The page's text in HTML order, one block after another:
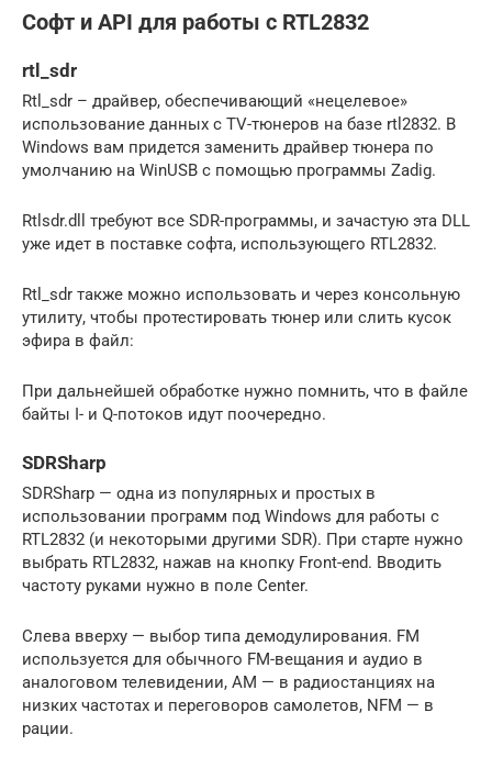
Софт и API для работы с RTL2832
rtl_sdr
Rtl_sdr – драйвер, обеспечивающий «нецелевое»
использование данных с TV-тюнеров на базе rtl2832. В
Windows вам придется заменить драйвер тюнера по
умолчанию на WinUSB с помощью программы Zadig.
Rtlsdr.dll требуют все SDR-программы, и зачастую эта DLL
уже идет в поставке софта, использующего RTL2832.
Rtl_sdr также можно использовать и через консольную
утилиту, чтобы протестировать тюнер или слить кусок
эфира в файл:
При дальнейшей обработке нужно помнить, что в файле
байты I- и Q-потоков идут поочередно.
SDRSharp
SDRSharp — одна из популярных и простых в
использовании программ под Windows для работы с
RTL2832 (и некоторыми другими SDR). При старте нужно
выбрать RTL2832, нажав на кнопку Front-end. Вводить
частоту руками нужно в поле Center.
Слева вверху — выбор типа демодулирования. FM
используется для обычного FM-вещания и аудио в
аналоговом телевидении, AM — в радиостанциях на
низких частотах и переговоров самолетов, NFM — в
рации.